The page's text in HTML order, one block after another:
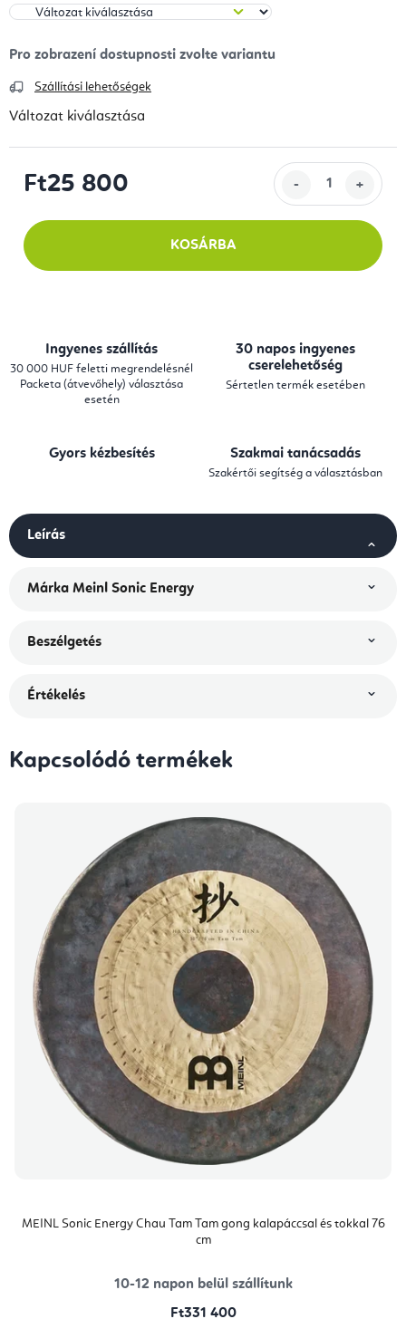
Szállítási lehetőségek
Változat kiválasztása
Ft25 800
KOSÁRBA
Ingyenes szállítás
30 000 HUF feletti megrendelésnél
Packeta (átvevőhely) választása
esetén
30 napos ingyenes
cserelehetőség
Sértetlen termék esetében
Gyors kézbesítés Szakmai tanácsadás
Szakértői segítség a választásban
Leírás
Márka Meinl Sonic Energy
Beszélgetés
Értékelés
Kapcsolódó termékek
MEINL Sonic Energy Chau Tam Tam gong kalapáccsal és tokkal 76
cm
10-12 napon belül szállítunk
Ft331 400